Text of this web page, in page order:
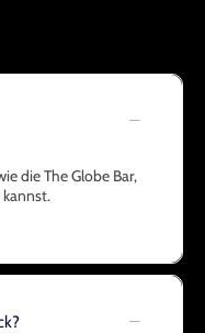
die The Globe Bar,
kannst.